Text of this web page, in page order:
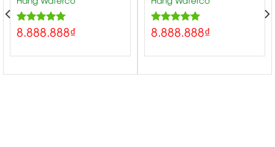
Rated5.00
out of 5
8.888.888₫ Rated5.00
out of 5
8.888.888₫